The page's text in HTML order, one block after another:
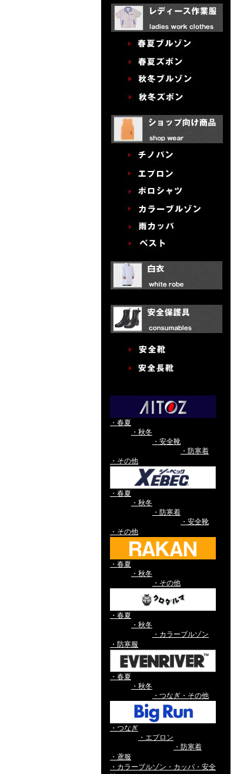
・春夏
・秋冬
・安全靴
・防寒着
・その他
・春夏
・秋冬
・防寒着
・安全靴
・その他
・春夏
・秋冬
・その他
・春夏
・秋冬
・カラーブルゾン
・防寒服
・春夏
・秋冬
・つなぎ・その他
・つなぎ
・エプロン
・防寒着
・鳶服
・カラーブルゾン・カッパ・安全